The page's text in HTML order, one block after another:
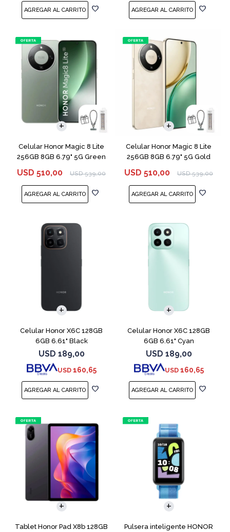
Celular Honor Magic 8 Lite
256GB 8GB 6.79" 5G Green
USD 510,00 USD 539,00
COMPARAR
Celular Honor Magic 8 Lite
256GB 8GB 6.79" 5G Gold
USD 510,00 USD 539,00
COMPARAR
Celular Honor X6C 128GB
6GB 6.61" Black
USD 189,00
USD 160,65
COMPARAR
Celular Honor X6C 128GB
6GB 6.61" Cyan
USD 189,00
USD 160,65
COMPARAR
Tablet Honor Pad X8b 128GB
Pulsera inteligente HONOR